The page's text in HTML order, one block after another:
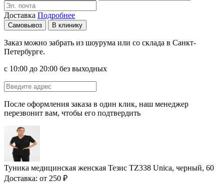
Доставка Подробнее
Самовывоз В клинику
Заказ можно забрать из шоурума или со склада в Санкт-
Петербурге.
с 10:00 до 20:00 без выходных
После оформления заказа в один клик, наш менеджер
перезвонит вам, чтобы его подтвердить
Туника медицинская женская Тезис TZ338 Unica, черный, 60
Доставка: от 250 ₽